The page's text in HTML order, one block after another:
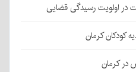
در اولویت رسیدگی قضایی
کودکان کرمان